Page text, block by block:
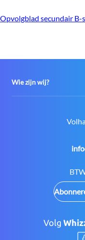
Opvolgblad secundair B-
Wie zijn wij?
E-
Volg